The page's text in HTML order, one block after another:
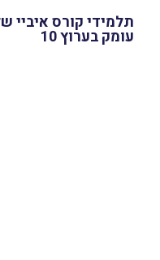
תלמידי קורס איביי
עומק בערוץ 10